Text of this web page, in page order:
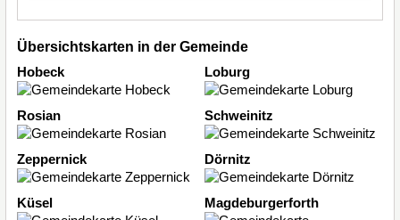
Übersichtskarten in der Gemeinde
Hobeck
Loburg
Rosian Schweinitz
Zeppernick Dörnitz
Küsel Magdeburgerforth